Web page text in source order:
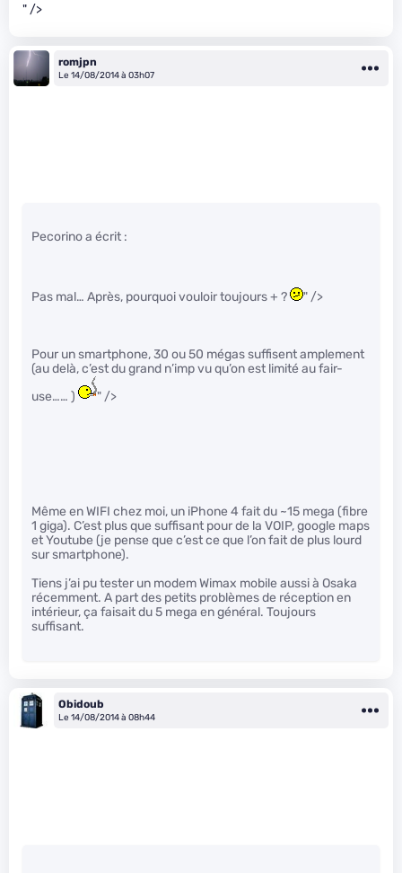
" />
romjpn
Le 14/08/2014 à 03h07
Pecorino a écrit :
Pas mal… Après, pourquoi vouloir toujours + ? " />
Pour un smartphone, 30 ou 50 mégas suffisent amplement
(au delà, c’est du grand n’imp vu qu’on est limité au fair-
use…… )
" />
Même en WIFI chez moi, un iPhone 4 fait du ~15 mega (fibre
1 giga). C’est plus que suffisant pour de la VOIP, google maps
et Youtube (je pense que c’est ce que l’on fait de plus lourd
sur smartphone).
Tiens j’ai pu tester un modem Wimax mobile aussi à Osaka
récemment. A part des petits problèmes de réception en
intérieur, ça faisait du 5 mega en général. Toujours
suffisant.
Obidoub
Le 14/08/2014 à 08h44